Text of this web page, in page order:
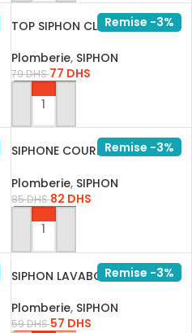
Remise -3%
TOP SIPHON CLAPET 50 POUR
Plomberie, SIPHON
79DHS77 DHS
AJOUTER AU PANIER
Remise -3%
SIPHONE COURE POUSSOIR
Plomberie, SIPHON
85DHS82 DHS
AJOUTER AU PANIER
Remise -3%
SIPHON LAVABO 32 POUSSOIR
Plomberie, SIPHON
59DHS57 DHS